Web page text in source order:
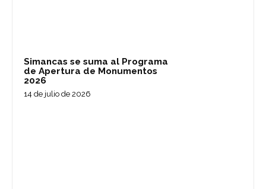
Simancas se suma al Programa
de Apertura de Monumentos
2026
14 de julio de 2026